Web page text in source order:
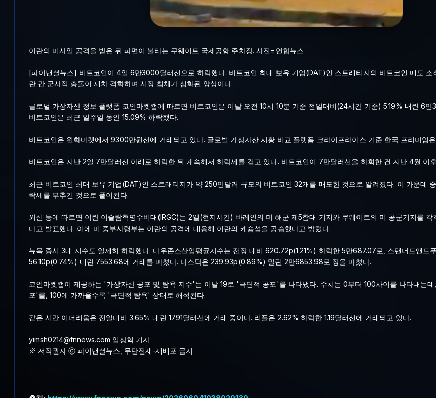
이란의 미사일 공격을 받은 뒤 파편이 불타는 쿠웨이트 국제공항 주차장. 사진=연합뉴스
[파이낸셜뉴스] 비트코인이 4일 6만3000달러선으로 하락했다. 비트코인 최대 보유 기업(DAT)인 스트래티지의 비트코인 매도 소
란 간 군사적 충돌이 재차 격화하며 시장 침체가 심화된 양상이다.
글로벌 가상자산 정보 플랫폼 코인마켓캡에 따르면 비트코인은 이날 오전 10시 10분 기준 전일대비(24시간 기준) 5.19% 내린 6
비트코인은 최근 일주일 동안 15.09% 하락했다.
비트코인은 원화마켓에서 9300만원선에 거래되고 있다. 글로벌 가상자산 시황 비교 플랫폼 크라이프라이스 기준 한국 프리미엄
비트코인은 지난 2일 7만달러선 아래로 하락한 뒤 계속해서 하락세를 걷고 있다. 비트코인이 7만달러선을 하회한 건 지난 4월 이
최근 비트코인 최대 보유 기업(DAT)인 스트래티지가 약 250만달러 규모의 비트코인 32개를 매도한 것으로 알려졌다. 이 가운데
락세를 부추긴 것으로 풀이된다.
외신 등에 따르면 이란 이슬람혁명수비대(IRGC)는 2일(현지시간) 바레인의 미 해군 제5함대 기지와 쿠웨이트의 미 공군기지를 각
다고 발표했다. 이에 미 중부사령부는 이란의 공격에 대응해 이란의 케슘섬을 공습했다고 밝혔다.
뉴욕 증시 3대 지수도 일제히 하락했다. 다우존스산업평균지수는 전장 대비 620.72p(1.21%) 하락한 5만687.07로, 스탠더드앤드
56.10p(0.74%) 내린 7553.68에 거래를 마쳤다. 나스닥은 239.93p(0.89%) 밀린 2만6853.98로 장을 마쳤다.
코인마켓캡이 제공하는 '가상자산 공포 및 탐욕 지수'는 이날 19로 '극단적 공포'를 나타냈다. 수치는 0부터 100사이를 나타내는
포'를, 100에 가까울수록 '극단적 탐욕' 상태로 해석된다.
같은 시간 이더리움은 전일대비 3.65% 내린 1791달러선에 거래 중이다. 리플은 2.62% 하락한 1.19달러선에 거래되고 있다.
yimsh0214@fnnews.com 임상혁 기자
※ 저작권자 ⓒ 파이낸셜뉴스, 무단전재-재배포 금지